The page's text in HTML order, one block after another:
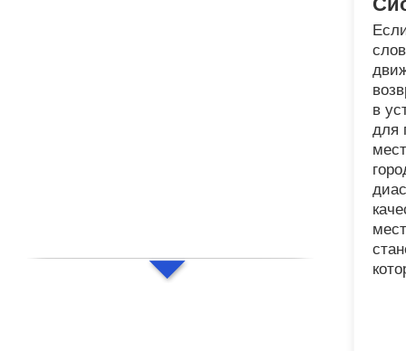
в
для